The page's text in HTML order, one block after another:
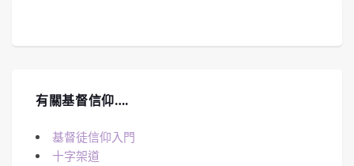
有關基督信仰….
基督徒信仰入門
十字架道